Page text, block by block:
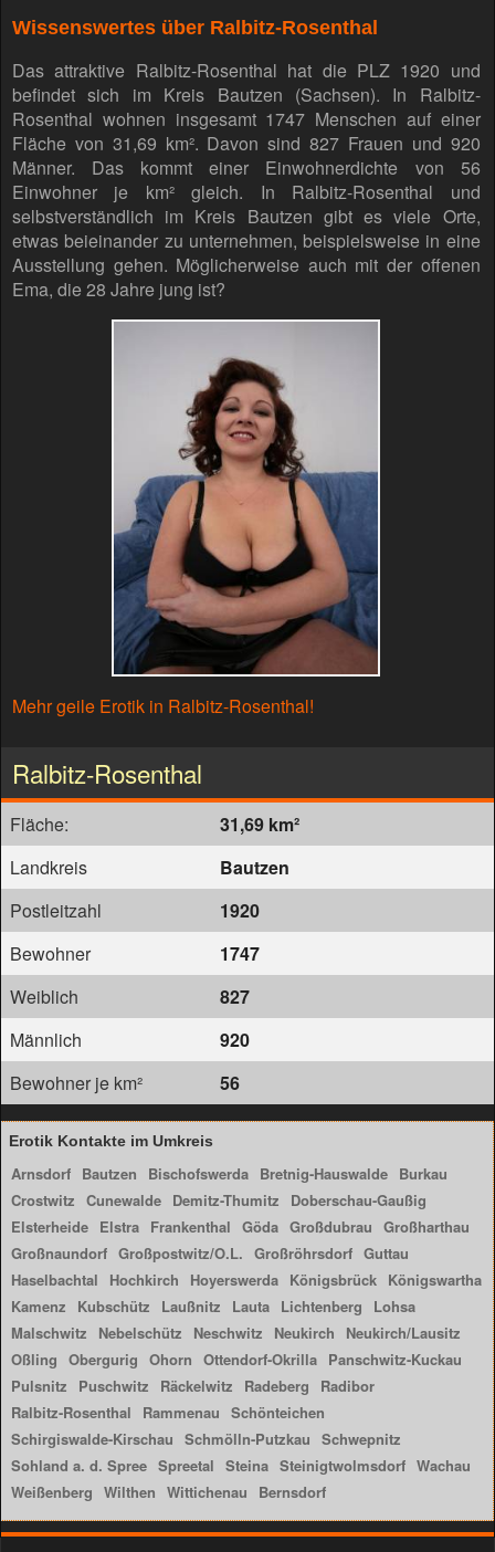
Wissenswertes über Ralbitz-Rosenthal
Das attraktive Ralbitz-Rosenthal hat die PLZ 1920 und
befindet sich im Kreis Bautzen (Sachsen). In Ralbitz-
Rosenthal wohnen insgesamt 1747 Menschen auf einer
Fläche von 31,69 km². Davon sind 827 Frauen und 920
Männer. Das kommt einer Einwohnerdichte von 56
Einwohner je km² gleich. In Ralbitz-Rosenthal und
selbstverständlich im Kreis Bautzen gibt es viele Orte,
etwas beieinander zu unternehmen, beispielsweise in eine
Ausstellung gehen. Möglicherweise auch mit der offenen
Ema, die 28 Jahre jung ist?
Mehr geile Erotik in Ralbitz-Rosenthal!
Ralbitz-Rosenthal
Fläche:
31,69 km²
Landkreis
Bautzen
Postleitzahl
1920
Bewohner
1747
Weiblich
827
Männlich
920
Bewohner je km²
56
Erotik Kontakte im Umkreis
Arnsdorf Bautzen Bischofswerda Bretnig-Hauswalde Burkau
Crostwitz Cunewalde Demitz-Thumitz
Doberschau-Gaußig
Elsterheide Elstra Frankenthal Göda Großdubrau Großharthau
Großnaundorf Großpostwitz/O.L. Großröhrsdorf Guttau
Haselbachtal
Hochkirch Hoyerswerda Königsbrück Königswartha
Kamenz
Kubschütz Laußnitz Lauta Lichtenberg
Lohsa
Malschwitz
Nebelschütz Neschwitz Neukirch
Neukirch/Lausitz
Oßling Obergurig Ohorn Ottendorf-Okrilla Panschwitz-Kuckau
Pulsnitz
Puschwitz Räckelwitz Radeberg
Radibor
Ralbitz-Rosenthal
Rammenau Schönteichen
Schirgiswalde-Kirschau Schmölln-Putzkau Schwepnitz
Sohland a. d. Spree Spreetal Steina Steinigtwolmsdorf Wachau
Weißenberg Wilthen Wittichenau Bernsdorf